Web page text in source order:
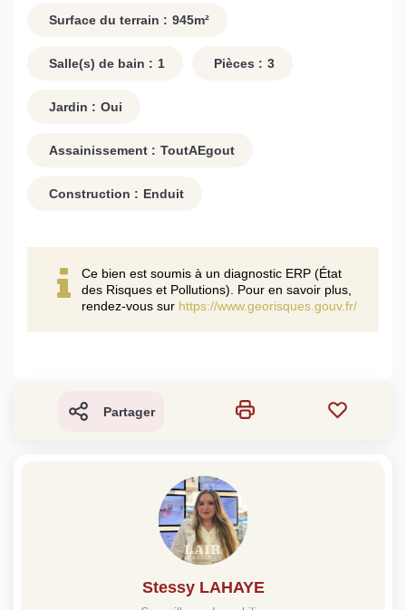
Surface du terrain : 945m²
Salle(s) de bain : 1 Pièces : 3
Jardin : Oui
Assainissement : ToutAEgout
Construction : Enduit
Ce bien est soumis à un diagnostic ERP (État
des Risques et Pollutions). Pour en savoir plus,
rendez-vous sur https://www.georisques.gouv.fr/
Partager
Stessy LAHAYE